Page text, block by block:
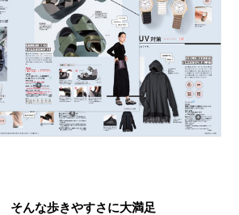
そんな歩きやすさに大満足